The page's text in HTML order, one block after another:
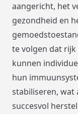
aangericht, het
gezondheid en
te volgen dat rijk
kunnen
hun
stabiliseren, wat
succesvol